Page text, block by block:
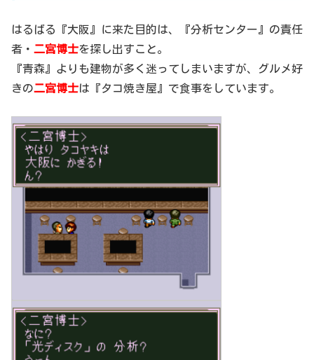
はるばる『大阪』に来た目的は、『分析センター』の責任
者・ 二宮博士を探し出すこと。
『青森』よりも建物が多く迷ってしまいますが、グルメ好
きの二宮博士は『タコ焼き屋』で食事をしています。